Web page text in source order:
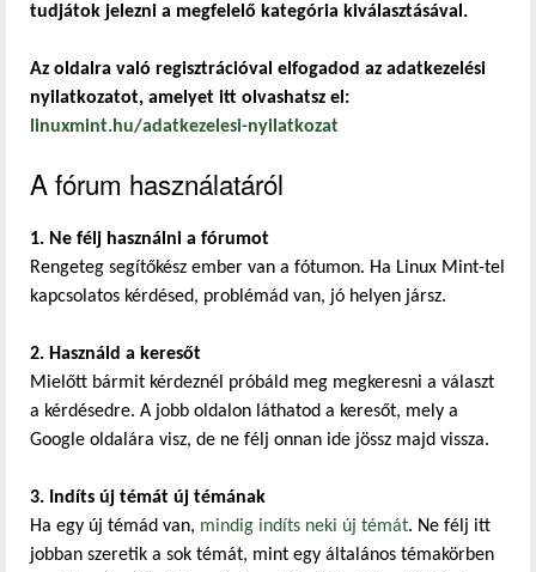
tudjátok jelezni a megfelelő kategória kiválasztásával.
Az oldalra való regisztrációval elfogadod az adatkezelési
nyilatkozatot, amelyet itt olvashatsz el:
linuxmint.hu/adatkezelesi-nyilatkozat
A fórum használatáról
1. Ne félj használni a fórumot
Rengeteg segítőkész ember van a fótumon. Ha Linux Mint-tel
kapcsolatos kérdésed, problémád van, jó helyen jársz.
2. Használd a keresőt
Mielőtt bármit kérdeznél próbáld meg megkeresni a választ
a kérdésedre. A jobb oldalon láthatod a keresőt, mely a
Google oldalára visz, de ne félj onnan ide jössz majd vissza.
3. Indíts új témát új témának
Ha egy új témád van, mindig indíts neki új témát. Ne félj itt
jobban szeretik a sok témát, mint egy általános témakörben